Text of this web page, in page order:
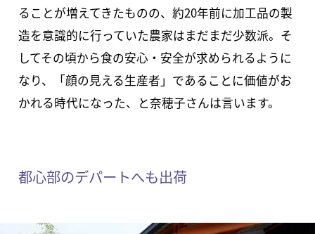
ることが増えてきたものの、約20年前に加工品の製
造を意識的に行っていた農家はまだまだ少数派。そ
してその頃から食の安心・安全が求められるように
なり、「顔の見える生産者」であることに価値がお
かれる時代になった、と奈穂子さんは言います。
都心部のデパートへも出荷